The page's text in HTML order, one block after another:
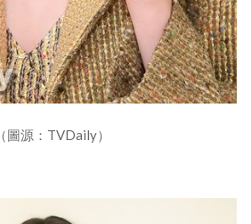
（圖源：TVDaily）